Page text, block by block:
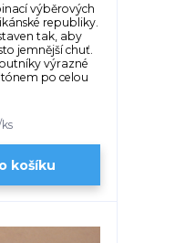
výběrových
republiky.
tak, aby
jemnější chuť.
výrazné
po celou
ks
košíku